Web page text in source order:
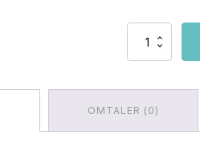
Cellmax
OMTALER (0)